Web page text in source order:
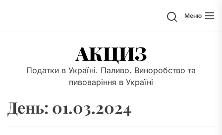
содержимому
ПоискМеню
АКЦИЗ
Податки в Україні. Паливо. Виноробство та
пивоваріння в Україні
День: 01.03.2024